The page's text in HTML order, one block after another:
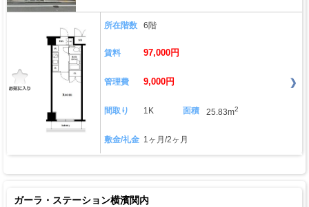
所在階数 6階
賃料 97,000円
管理費 9,000円
間取り 1K 面積 25.83m2
敷金/礼金 1ヶ月/2ヶ月
ガーラ・ステーション横濱関内